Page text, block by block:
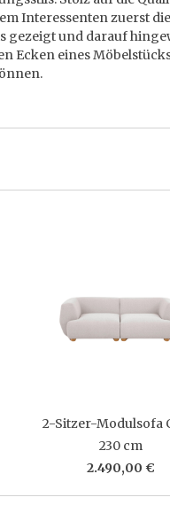
Interessenten zuerst
gezeigt und darauf
Ecken eines
2-Sitzer-Modulsofa
230 cm
2.490,00 €